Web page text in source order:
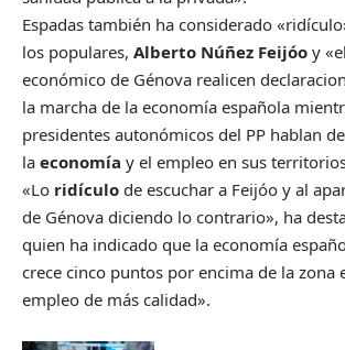
Espadas también ha considerado
los populares, Alberto Núñez Feijóo y
económico de Génova realicen
la marcha de la economía española
presidentes autonómicos del PP hablan
la economía y el empleo en sus
«Lo ridículo de escuchar a Feijóo y al
de Génova diciendo lo contrario», ha
quien ha indicado que la economía
crece cinco puntos por encima de la zona
empleo de más calidad».